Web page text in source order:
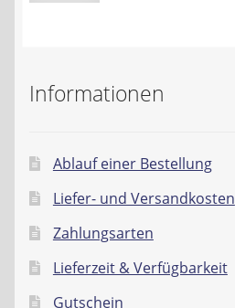
Informationen
Ablauf einer Bestellung
Liefer- und Versandkosten
Zahlungsarten
Lieferzeit & Verfügbarkeit
Gutschein